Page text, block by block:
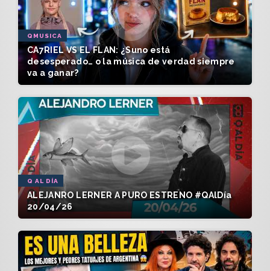
QMUSICA
CA7RIEL VS EL FLAN: ¿Suno está
desesperado… o la música de verdad siempre
va a ganar?
Q AL DÍA
ALEJANRO LERNER A PURO ESTRENO #QAlDía
20/04/26